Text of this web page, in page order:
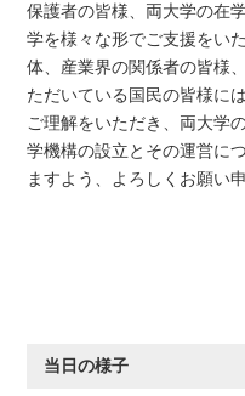
保護者の皆様、両大学の在
学を様々な形でご支援をい
体、産業界の関係者の皆様
ただいている国民の皆様に
ご理解をいただき、両大学
学機構の設立とその運営に
ますよう、よろしくお願い
当日の様子